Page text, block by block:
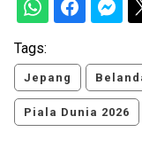
Tags:
Jepang
Piala Dunia 2026